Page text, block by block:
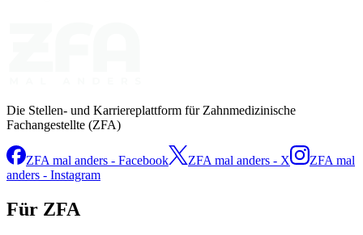
Die Stellen- und Karriereplattform für Zahnmedizinische
Fachangestellte (ZFA)
ZFA mal anders - Facebook ZFA mal anders - X
ZFA mal
anders - Instagram
Für ZFA